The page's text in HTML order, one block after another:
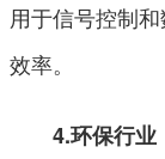
用于信号控制
效率。
4.环保行业